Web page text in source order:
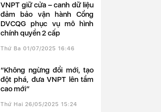
VNPT giữ cửa – canh dữ liệu
đảm bảo vận hành Cổng
DVCQG phục vụ mô hình
chính quyền 2 cấp
Thứ Ba 01/07/2025 16:46
“Không ngừng đổi mới, tạo
đột phá, đưa VNPT lên tầm
cao mới”
Thứ Hai 26/05/2025 15:24